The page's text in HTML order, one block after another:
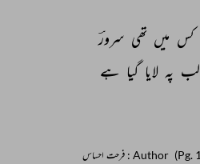
کس میں تھی سرورؔ
لب پہ لایا گیا ہے
Author : فرحت احساس